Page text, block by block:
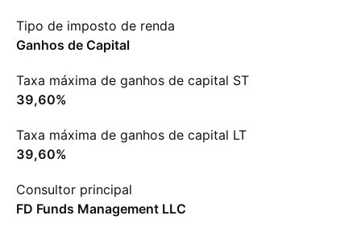
Tipo de imposto de renda
Ganhos de Capital
Taxa máxima de ganhos de capital ST
39,60%
Taxa máxima de ganhos de capital LT
39,60%
Consultor principal
FD Funds Management LLC